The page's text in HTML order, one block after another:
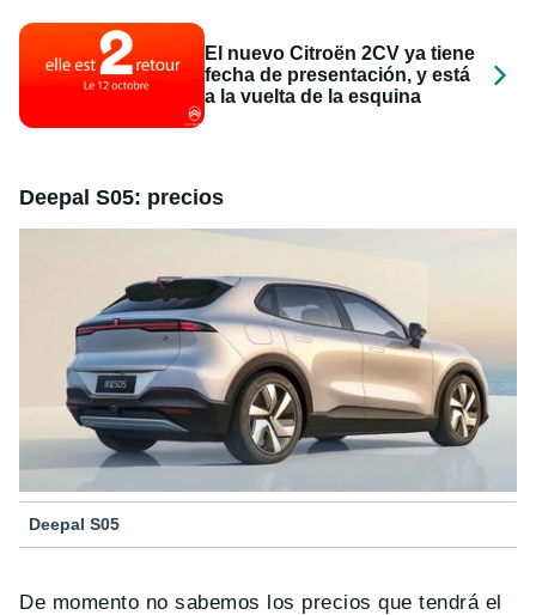
El nuevo Citroën 2CV ya tiene
fecha de presentación, y está
a la vuelta de la esquina
Deepal S05: precios
Deepal S05
De momento no sabemos los precios que tendrá el